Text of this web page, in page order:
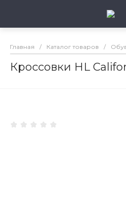
Главная / Каталог товаров /
Кроссовки HL